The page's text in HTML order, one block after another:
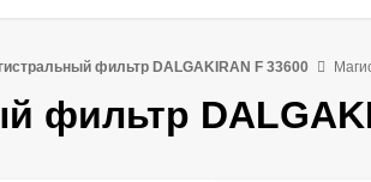
фильтр DALGAKIRAN F 33600
фильтр